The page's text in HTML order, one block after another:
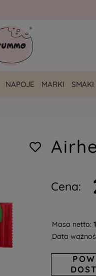
NAPOJE MARKI SMAKI
Cena:
Masa netto:
Data